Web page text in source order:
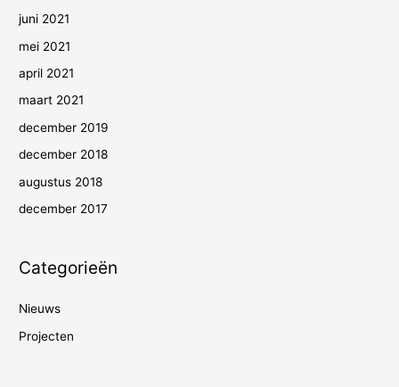
juni 2021
mei 2021
april 2021
maart 2021
december 2019
december 2018
augustus 2018
december 2017
Categorieën
Nieuws
Projecten